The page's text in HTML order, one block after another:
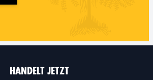
HANDELT JETZT